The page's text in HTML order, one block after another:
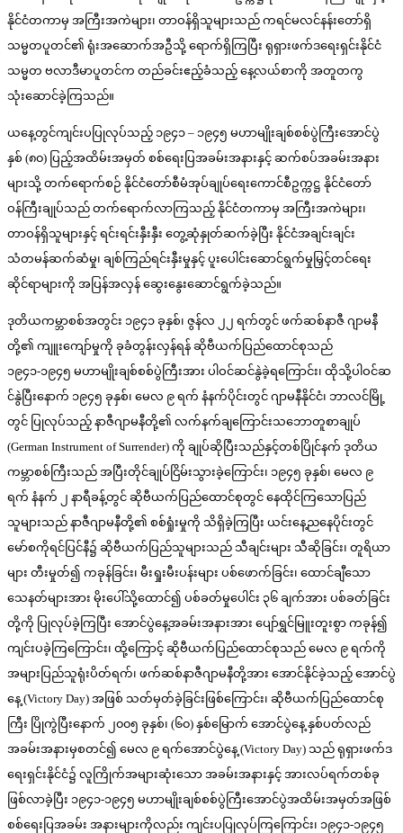
နိုင်ငံတကာမှ အကြီးအကဲများ၊ တာဝန်ရှိသူများသည် ကရင်မလင်နန်းတော်ရှိ
သမ္မတပူတင်၏ ရုံးအဆောက်အဦသို့ ရောက်ရှိကြပြီး ရုရှားဖက်ဒရေးရှင်းနိုင်ငံ
သမ္မတ ဗလာဒီမာပူတင်က တည်ခင်းဧည့်ခံသည့် နေ့လယ်စာကို အတူတကွ
သုံးဆောင်ခဲ့ကြသည်။
ယနေ့တွင်ကျင်းပပြုလုပ်သည့် ၁၉၄၁ – ၁၉၄၅ မဟာမျိုးချစ်စစ်ပွဲကြီးအောင်ပွဲ
နှစ် (၈၀) ပြည့်အထိမ်းအမှတ် စစ်ရေးပြအခမ်းအနားနှင့် ဆက်စပ်အခမ်းအနား
များသို့ တက်ရောက်စဉ် နိုင်ငံတော်စီမံအုပ်ချုပ်ရေးကောင်စီဥက္ကဋ္ဌ နိုင်ငံတော်
ဝန်ကြီးချုပ်သည် တက်ရောက်လာကြသည့် နိုင်ငံတကာမှ အကြီးအကဲများ၊
တာဝန်ရှိသူများနှင့် ရင်းရင်းနှီးနှီး တွေ့ဆုံနှုတ်ဆက်ခဲ့ပြီး နိုင်ငံအချင်းချင်း
သံတမန်ဆက်ဆံမှု၊ ချစ်ကြည်ရင်းနှီးမှုနှင့် ပူးပေါင်းဆောင်ရွက်မှုမြှင့်တင်ရေး
ဆိုင်ရာများကို အပြန်အလှန် ဆွေးနွေးဆောင်ရွက်ခဲ့သည်။
ဒုတိယကမ္ဘာစစ်အတွင်း ၁၉၄၁ ခုနှစ်၊ ဇွန်လ ၂၂ ရက်တွင် ဖက်ဆစ်နာဇီ ဂျာမနီ
တို့၏ ကျူးကျော်မှုကို ခုခံတွန်းလှန်ရန် ဆိုဗီယက်ပြည်ထောင်စုသည်
၁၉၄၁-၁၉၄၅ မဟာမျိုးချစ်စစ်ပွဲကြီးအား ပါဝင်ဆင်နွဲခဲ့ရကြောင်း၊ ထိုသို့ပါဝင်ဆ
င်နွဲပြီးနောက် ၁၉၄၅ ခုနှစ်၊ မေလ ၉ ရက် နံနက်ပိုင်းတွင် ဂျာမနီနိုင်ငံ၊ ဘာလင်မြို့
တွင် ပြုလုပ်သည့် နာဇီဂျာမနီတို့၏ လက်နက်ချကြောင်းသဘောတူစာချုပ်
(German Instrument of Surrender) ကို ချုပ်ဆိုပြီးသည်နှင့်တစ်ပြိုင်နက် ဒုတိယ
ကမ္ဘာစစ်ကြီးသည် အပြီးတိုင်ချုပ်ငြိမ်းသွားခဲ့ကြောင်း၊ ၁၉၄၅ ခုနှစ်၊ မေလ ၉
ရက် နံနက် ၂ နာရီခန့်တွင် ဆိုဗီယက်ပြည်ထောင်စုတွင် နေထိုင်ကြသောပြည်
သူများသည် နာဇီဂျာမနီတို့၏ စစ်ရှုံးမှုကို သိရှိခဲ့ကြပြီး ယင်းနေ့ညနေပိုင်းတွင်
မော်စကိုရင်ပြင်နီ၌ ဆိုဗီယက်ပြည်သူများသည် သီချင်းများ သီဆိုခြင်း၊ တူရိယာ
များ တီးမှုတ်၍ ကခုန်ခြင်း၊ မီးရှုးမီးပန်းများ ပစ်ဖောက်ခြင်း၊ ထောင်ချီသော
သေနတ်များအား မိုးပေါ်သို့ထောင်၍ ပစ်ခတ်မှုပေါင်း ၃၆ ချက်အား ပစ်ခတ်ခြင်း
တို့ကို ပြုလုပ်ခဲ့ကြပြီး အောင်ပွဲနေ့အခမ်းအနားအား ပျော်ရွှင်မြူးတူးစွာ ကခုန်၍
ကျင်းပခဲ့ကြကြောင်း၊ ထို့ကြောင့် ဆိုဗီယက်ပြည်ထောင်စုသည် မေလ ၉ ရက်ကို
အများပြည်သူရုံးပိတ်ရက်၊ ဖက်ဆစ်နာဇီဂျာမနီတို့အား အောင်နိုင်ခဲ့သည့် အောင်ပွဲ
နေ့ (Victory Day) အဖြစ် သတ်မှတ်ခဲ့ခြင်းဖြစ်ကြောင်း၊ ဆိုဗီယက်ပြည်ထောင်စု
ကြီး ပြိုကွဲပြီးနောက် ၂၀၀၅ ခုနှစ်၊ (၆၀) နှစ်မြောက် အောင်ပွဲနေ့ နှစ်ပတ်လည်
အခမ်းအနားမှစတင်၍ မေလ ၉ ရက်အောင်ပွဲနေ့ (Victory Day) သည် ရုရှားဖက်ဒ
ရေးရှင်းနိုင်ငံ၌ လူကြိုက်အများဆုံးသော အခမ်းအနားနှင့် အားလပ်ရက်တစ်ခု
ဖြစ်လာခဲ့ပြီး ၁၉၄၁-၁၉၄၅ မဟာမျိုးချစ်စစ်ပွဲကြီးအောင်ပွဲအထိမ်းအမှတ်အဖြစ်
စစ်ရေးပြအခမ်း အနားများကိုလည်း ကျင်းပပြုလုပ်ကြကြောင်း၊ ၁၉၄၁-၁၉၄၅